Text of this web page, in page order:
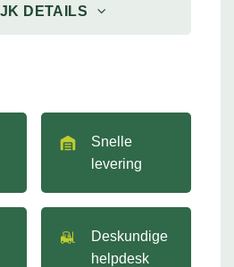
DETAILS
Snelle
levering
Deskundige
helpdesk